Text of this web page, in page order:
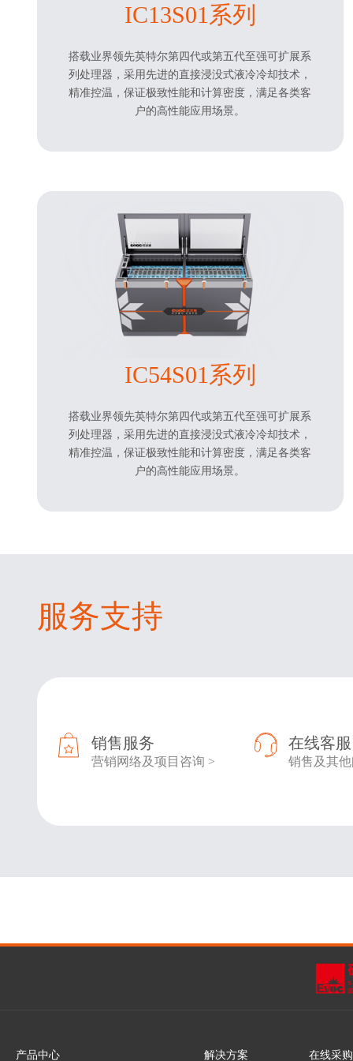
IC13S01系列
搭载业界领先英特尔第四代或第五代至强可扩展系
列处理器，采用先进的直接浸没式液冷冷却技术，
精准控温，保证极致性能和计算密度，满足各类客
户的高性能应用场景。
IC54S01系列
搭载业界领先英特尔第四代或第五代至强可扩展系
列处理器，采用先进的直接浸没式液冷冷却技术，
精准控温，保证极致性能和计算密度，满足各类客
户的高性能应用场景。
服务支持
销售服务
营销网络及项目咨询 >
在线客服
销售及其
产品中心 解决方案 在线采购